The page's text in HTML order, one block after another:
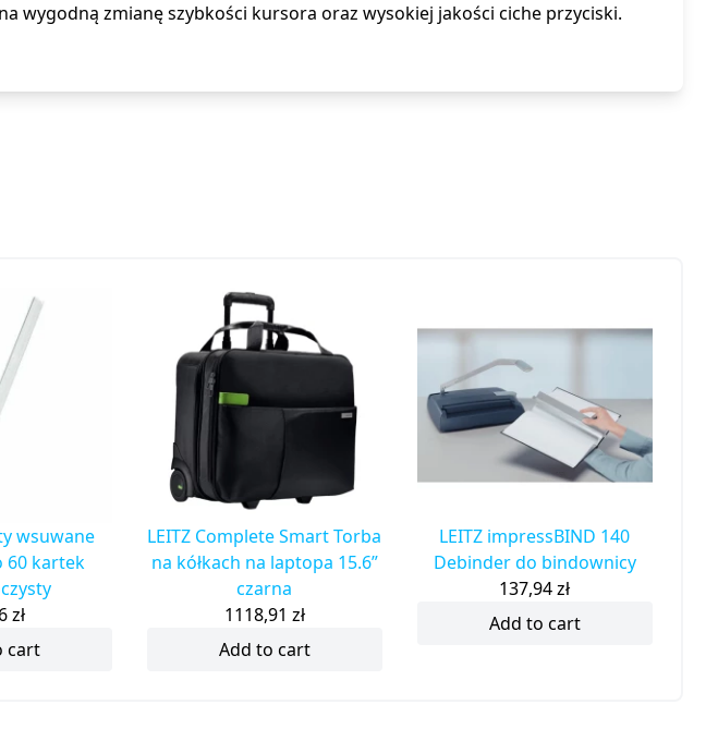
wygodną zmianę szybkości kursora oraz wysokiej jakości ciche przyciski.
wsuwane
60 kartek
zł
cart
LEITZ Complete Smart Torba
na kółkach na laptopa 15.6”
czarna
1118,91 zł
Add to cart
LEITZ impressBIND 140
Debinder do bindownicy
137,94zł
Add to cart